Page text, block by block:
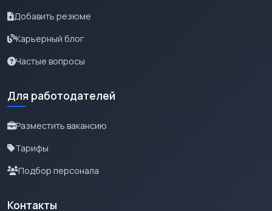
Добавить резюме
Карьерный блог
Частые вопросы
Для работодателей
Разместить вакансию
Тарифы
Подбор персонала
Контакты